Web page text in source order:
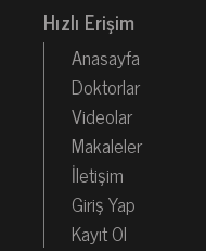
Hızlı Erişim
Anasayfa
Doktorlar
Videolar
Makaleler
İletişim
Giriş Yap
Kayıt Ol